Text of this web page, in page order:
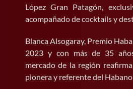
López Gran Patagón,
acompañado de cocktails y
Blanca Alsogaray, Premio
2023 y con más de 35
mercado de la región
pionera y referente del